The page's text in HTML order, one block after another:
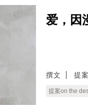
爱，因
撰文 提
提案on the